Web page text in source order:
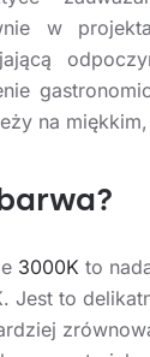
w
na miękkim,
3000K to
Jest to